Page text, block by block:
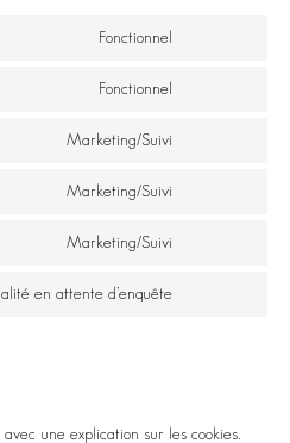
Fonctionnel
Fonctionnel
Marketing/Suivi
Marketing/Suivi
Marketing/Suivi
en attente d’enquête
une explication sur les cookies.